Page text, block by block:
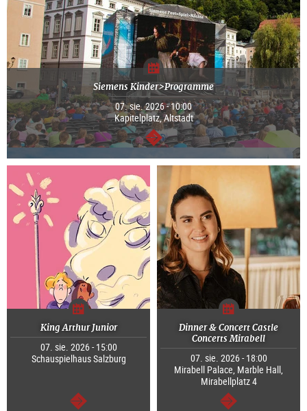
Siemens Kinder>Programme
07. sie. 2026 - 10:00
Kapitelplatz, Altstadt
dalej
King Arthur Junior
07. sie. 2026 - 15:00
Schauspielhaus Salzburg
Dinner & Concert Castle
Concerts Mirabell
07. sie. 2026 - 18:00
Mirabell Palace, Marble Hall,
Mirabellplatz 4